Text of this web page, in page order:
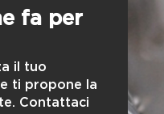
fa per
il tuo
ti propone la
Contattaci